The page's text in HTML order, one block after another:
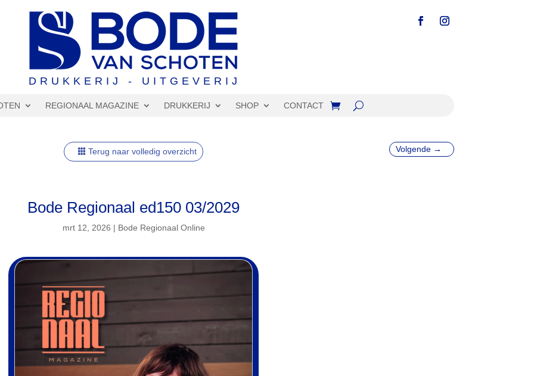
DRUKKERIJ - UITGEVERIJ
REGIONAAL MAGAZINE DRUKKERIJ SHOP CONTACT
Terug naar volledig overzicht Volgende→
Bode Regionaal ed150 03/2029
mrt 12, 2026 | Bode Regionaal Online